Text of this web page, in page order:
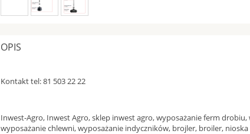
OPIS
Kontakt tel: 81 503 22 22
Inwest-Agro, Inwest Agro, sklep inwest agro, wyposażanie ferm
wyposażanie chlewni, wyposażanie indyczników, brojler, broiler,